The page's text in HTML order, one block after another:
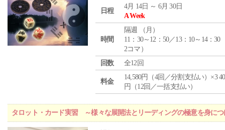
日程
4月 14日 ～ 6月 30日
A Week
時間
隔週 （ 月 ）
11：30～12：50／13：10～14：30
2コマ）
回数
全12回
料金
14,580円（4回／分割支払い）×3
円（12回／一括支払い）
タロット・カード実習 ～様々な展開法とリーディングの極意を身につ